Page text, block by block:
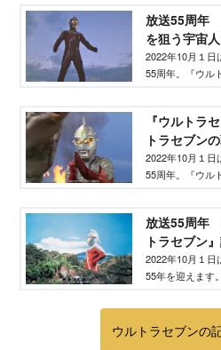
放送55周年
を狙う宇宙
2022年10月１日
55周年。『ウル
て、当時の編
いて語るシリー
で地球に魔の手
『ウルトラ
トラセブン
2022年10月１日
55周年。『ウル
て、当時の編集
いて語るシリー
その後を深掘り
放送55周年
トラセブン
2022年10月１日
55年を迎えます
トラセブン パー
を記念して、当
ウルトラセブンの